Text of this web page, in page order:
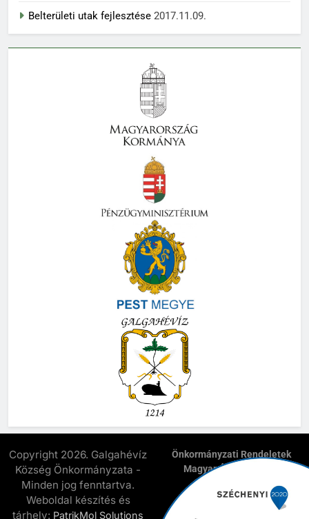
Belterületi utak fejlesztése 2017.11.09.
Copyright 2026. Galgahévíz
Község Önkormányzata -
Minden jog fenntartva.
Weboldal készítés és
tárhely: PatrikMol Solutions
Önkormányzati Rendeletek
Magyar Államkincstár
E-Önkormányzat
Elnyert Széchenyi 2020